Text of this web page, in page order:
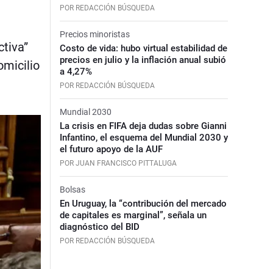
POR REDACCIÓN BÚSQUEDA
Precios minoristas
Costo de vida: hubo virtual estabilidad de
precios en julio y la inflación anual subió
a 4,27%
POR REDACCIÓN BÚSQUEDA
Mundial 2030
La crisis en FIFA deja dudas sobre Gianni
Infantino, el esquema del Mundial 2030 y
el futuro apoyo de la AUF
POR JUAN FRANCISCO PITTALUGA
Bolsas
En Uruguay, la “contribución del mercado
de capitales es marginal”, señala un
diagnóstico del BID
POR REDACCIÓN BÚSQUEDA